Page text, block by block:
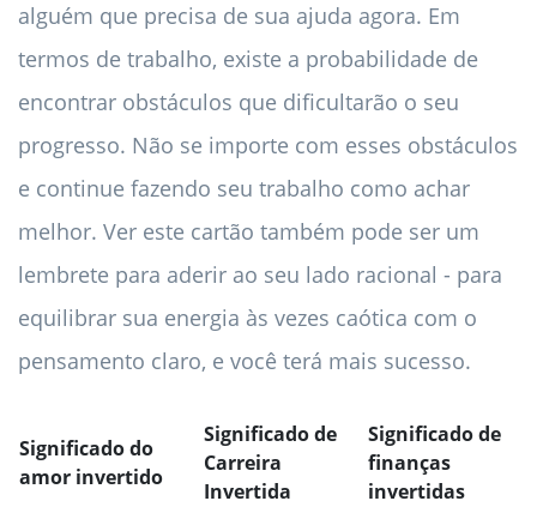
alguém que precisa de sua ajuda agora. Em
termos de trabalho, existe a probabilidade de
encontrar obstáculos que dificultarão o seu
progresso. Não se importe com esses obstáculos
e continue fazendo seu trabalho como achar
melhor. Ver este cartão também pode ser um
lembrete para aderir ao seu lado racional - para
equilibrar sua energia às vezes caótica com o
pensamento claro, e você terá mais sucesso.
Significado do
amor invertido
Significado de
Carreira
Invertida
Significado de
finanças
invertidas